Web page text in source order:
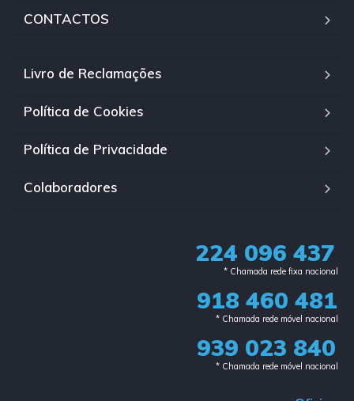
CONTACTOS
Livro de Reclamações
Política de Cookies
Política de Privacidade
Colaboradores
224 096 437
* Chamada rede fixa nacional​
918 460 481
* Chamada rede móvel nacional
939 023 840​
* Chamada rede móvel nacional